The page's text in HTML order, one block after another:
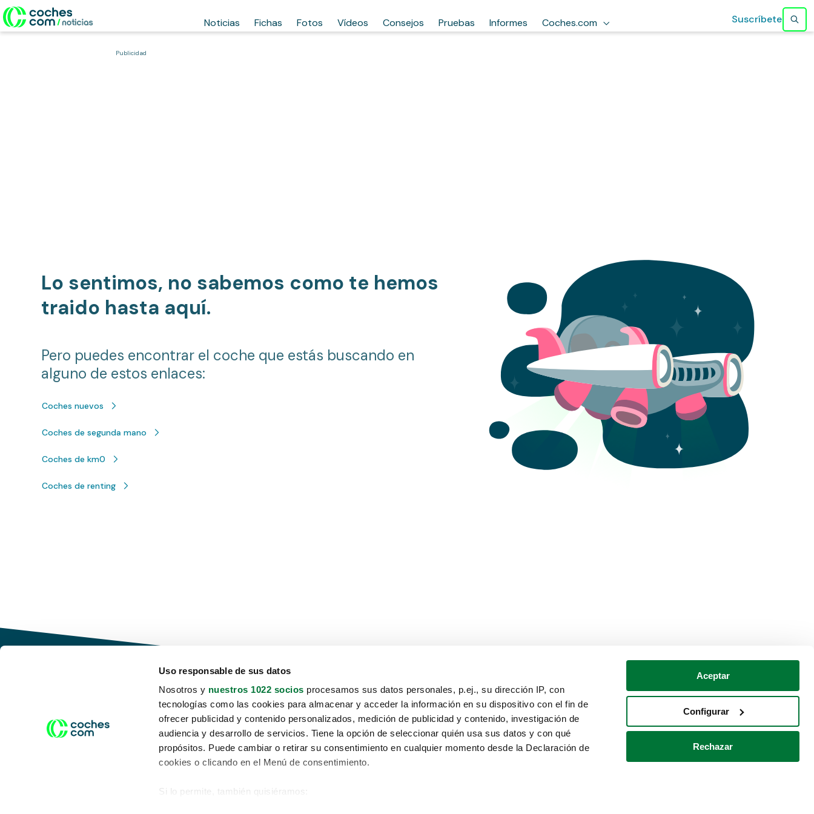
Uso responsable de sus datos
Nosotros y nuestros 1022 socios procesamos sus datos personales, p.ej., su dirección IP, con
tecnologías como las cookies para almacenar y acceder la información en su dispositivo con el fin de
ofrecer publicidad y contenido personalizados, medición de publicidad y contenido, investigación de
audiencia y desarrollo de servicios. Tiene la opción de seleccionar quién usa sus datos y con qué
propósitos. Puede cambiar o retirar su consentimiento en cualquier momento desde la Declaración de
cookies o clicando en el Menú de consentimiento.
Si lo permite, también quisiéramos:
Aceptar
Configurar
Rechazar
Noticias Fichas Fotos Vídeos Consejos Pruebas Informes Coches.com Suscríbete
Publicidad
Lo sentimos, no sabemos como te hemos
traido hasta aquí.
Pero puedes encontrar el coche que estás buscando en
alguno de estos enlaces:
Coches nuevos
Coches de segunda mano
Coches de km0
Coches de renting
Conduce tu futuro,
desata tu movilidad